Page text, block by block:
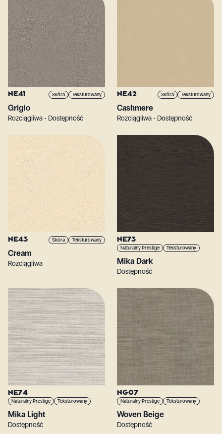
NE41 Skóra Teksturowany
Grigio
Rozciągliwa • Dostępność
NE42 Skóra Teksturowany
Cashmere
Rozciągliwa • Dostępność
NE43 Skóra Teksturowany
Cream
Rozciągliwa
NE73
Naturalny Prestige Teksturowany
Mika Dark
Dostępność
NE74
Naturalny Prestige Teksturowany
Mika Light
Dostępność
NG07
Naturalny Prestige Teksturowany
Woven Beige
Dostępność